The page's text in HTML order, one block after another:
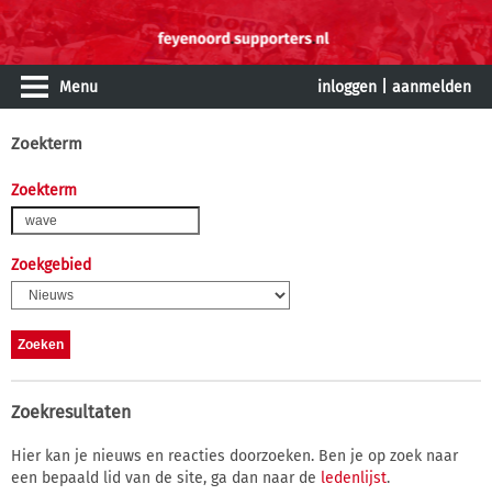
Menu inloggen aanmelden
Zoekterm
Zoekterm
Zoekgebied
Zoekresultaten
Hier kan je nieuws en reacties doorzoeken. Ben je op zoek naar
een bepaald lid van de site, ga dan naar de ledenlijst.